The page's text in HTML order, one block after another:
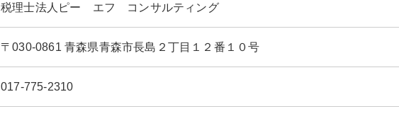
税理士法人ピー エフ コンサルティング
〒030-0861 青森県青森市長島２丁目１２番１０号
017-775-2310